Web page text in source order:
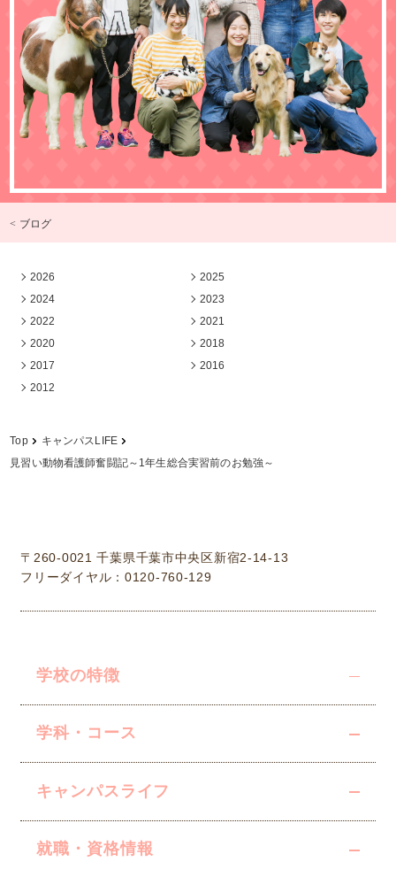
< ブログ
2026
2025
2024
2023
2022
2021
2020
2018
2017
2016
2012
Top
キャンパスLIFE
見習い動物看護師奮闘記～1年生総合実習前のお勉強～
学校の特徴
学科・コース
キャンパスライフ
就職・資格情報
〒260-0021 千葉県千葉市中央区新宿2-14-13
フリーダイヤル：0120-760-129